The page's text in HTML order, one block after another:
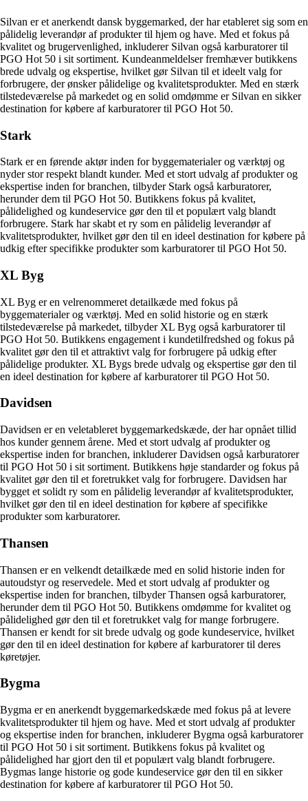
Silvan er et anerkendt dansk byggemarked, der har etableret sig som en
pålidelig leverandør af produkter til hjem og have. Med et fokus på
kvalitet og brugervenlighed, inkluderer Silvan også karburatorer til
PGO Hot 50 i sit sortiment. Kundeanmeldelser fremhæver butikkens
brede udvalg og ekspertise, hvilket gør Silvan til et ideelt valg for
forbrugere, der ønsker pålidelige og kvalitetsprodukter. Med en stærk
tilstedeværelse på markedet og en solid omdømme er Silvan en sikker
destination for købere af karburatorer til PGO Hot 50.
Stark
Stark er en førende aktør inden for byggematerialer og værktøj og
nyder stor respekt blandt kunder. Med et stort udvalg af produkter og
ekspertise inden for branchen, tilbyder Stark også karburatorer,
herunder dem til PGO Hot 50. Butikkens fokus på kvalitet,
pålidelighed og kundeservice gør den til et populært valg blandt
forbrugere. Stark har skabt et ry som en pålidelig leverandør af
kvalitetsprodukter, hvilket gør den til en ideel destination for købere på
udkig efter specifikke produkter som karburatorer til PGO Hot 50.
XL Byg
XL Byg er en velrenommeret detailkæde med fokus på
byggematerialer og værktøj. Med en solid historie og en stærk
tilstedeværelse på markedet, tilbyder XL Byg også karburatorer til
PGO Hot 50. Butikkens engagement i kundetilfredshed og fokus på
kvalitet gør den til et attraktivt valg for forbrugere på udkig efter
pålidelige produkter. XL Bygs brede udvalg og ekspertise gør den til
en ideel destination for købere af karburatorer til PGO Hot 50.
Davidsen
Davidsen er en veletableret byggemarkedskæde, der har opnået tillid
hos kunder gennem årene. Med et stort udvalg af produkter og
ekspertise inden for branchen, inkluderer Davidsen også karburatorer
til PGO Hot 50 i sit sortiment. Butikkens høje standarder og fokus på
kvalitet gør den til et foretrukket valg for forbrugere. Davidsen har
bygget et solidt ry som en pålidelig leverandør af kvalitetsprodukter,
hvilket gør den til en ideel destination for købere af specifikke
produkter som karburatorer.
Thansen
Thansen er en velkendt detailkæde med en solid historie inden for
autoudstyr og reservedele. Med et stort udvalg af produkter og
ekspertise inden for branchen, tilbyder Thansen også karburatorer,
herunder dem til PGO Hot 50. Butikkens omdømme for kvalitet og
pålidelighed gør den til et foretrukket valg for mange forbrugere.
Thansen er kendt for sit brede udvalg og gode kundeservice, hvilket
gør den til en ideel destination for købere af karburatorer til deres
køretøjer.
Bygma
Bygma er en anerkendt byggemarkedskæde med fokus på at levere
kvalitetsprodukter til hjem og have. Med et stort udvalg af produkter
og ekspertise inden for branchen, inkluderer Bygma også karburatorer
til PGO Hot 50 i sit sortiment. Butikkens fokus på kvalitet og
pålidelighed har gjort den til et populært valg blandt forbrugere.
Bygmas lange historie og gode kundeservice gør den til en sikker
destination for købere af karburatorer til PGO Hot 50.